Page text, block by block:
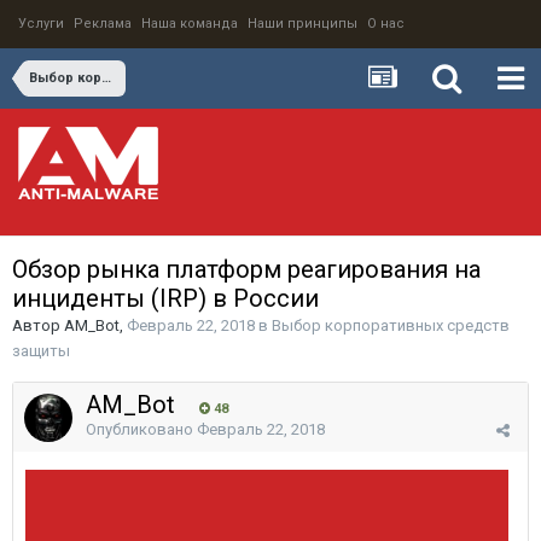
Услуги Реклама Наша команда Наши принципы О нас
Выбор корпоративных средств защиты
Обзор рынка платформ реагирования на
инциденты (IRP) в России
Автор AM_Bot, Февраль 22, 2018 в Выбор корпоративных средств
защиты
AM_Bot 48
Опубликовано Февраль 22, 2018